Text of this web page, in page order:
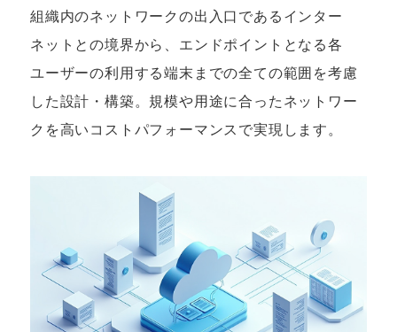
組織内のネットワークの出入口であるインター
ネットとの境界から、エンドポイントとなる各
ユーザーの利用する端末までの全ての範囲を考慮
した設計・構築。規模や用途に合ったネットワー
クを高いコストパフォーマンスで実現します。